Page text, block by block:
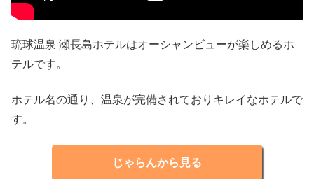
琉球温泉 瀬長島ホテルはオーシャンビューが楽しめるホ
テルです。
ホテル名の通り、温泉が完備されておりキレイなホテルで
す。
じゃらんから見る